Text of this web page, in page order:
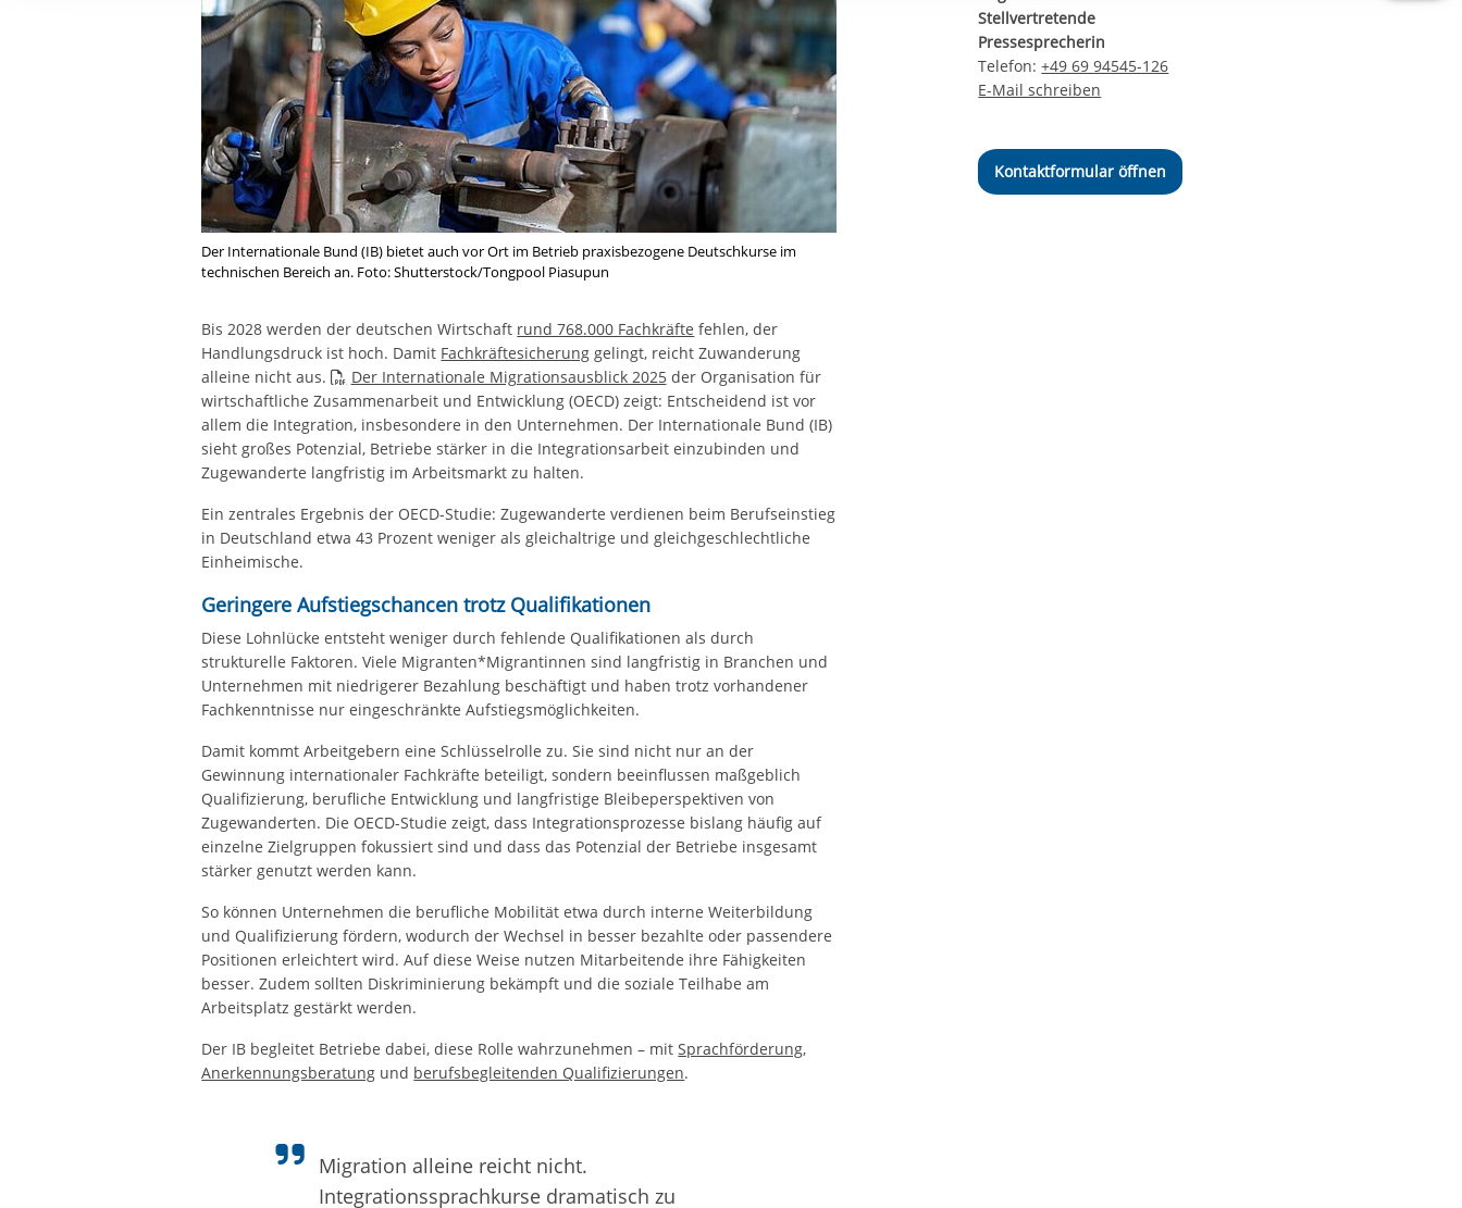
Ihre etwaige Einwilligung erstreckt sich nicht auf notwendige Cookies, die erforderlich zur Bereitstellung
der von Ihnen aufgerufenen und somit gewünschten Website-Funktionen sind. Diese Cookies setzen wir
aufgrund berechtigter Interessen und daher unabhängig von einer Einwilligung.
Der Internationale Bund (IB) bietet auch vor Ort im Betrieb praxisbezogene Deutschkurse im
technischen Bereich an. Foto: Shutterstock/Tongpool Piasupun
Bis 2028 werden der deutschen Wirtschaft rund 768.000 Fachkräfte fehlen, der
Handlungsdruck ist hoch. Damit Fachkräftesicherung gelingt, reicht Zuwanderung
alleine nicht aus.
Der Internationale Migrationsausblick 2025der Organisation für
wirtschaftliche Zusammenarbeit und Entwicklung (OECD) zeigt: Entscheidend ist vor
allem die Integration, insbesondere in den Unternehmen. Der Internationale Bund (IB)
sieht großes Potenzial, Betriebe stärker in die Integrationsarbeit einzubinden und
Zugewanderte langfristig im Arbeitsmarkt zu halten.
Ein zentrales Ergebnis der OECD-Studie: Zugewanderte verdienen beim Berufseinstieg
in Deutschland etwa 43 Prozent weniger als gleichaltrige und gleichgeschlechtliche
Einheimische.
Geringere Aufstiegschancen trotz Qualifikationen
Diese Lohnlücke entsteht weniger durch fehlende Qualifikationen als durch
strukturelle Faktoren. Viele Migranten*Migrantinnen sind langfristig in Branchen und
Unternehmen mit niedrigerer Bezahlung beschäftigt und haben trotz vorhandener
Fachkenntnisse nur eingeschränkte Aufstiegsmöglichkeiten.
Damit kommt Arbeitgebern eine Schlüsselrolle zu. Sie sind nicht nur an der
Gewinnung internationaler Fachkräfte beteiligt, sondern beeinflussen maßgeblich
Qualifizierung, berufliche Entwicklung und langfristige Bleibeperspektiven von
Zugewanderten. Die OECD-Studie zeigt, dass Integrationsprozesse bislang häufig auf
einzelne Zielgruppen fokussiert sind und dass das Potenzial der Betriebe insgesamt
stärker genutzt werden kann.
So können Unternehmen die berufliche Mobilität etwa durch interne Weiterbildung
und Qualifizierung fördern, wodurch der Wechsel in besser bezahlte oder passendere
Positionen erleichtert wird. Auf diese Weise nutzen Mitarbeitende ihre Fähigkeiten
besser. Zudem sollten Diskriminierung bekämpft und die soziale Teilhabe am
Arbeitsplatz gestärkt werden.
Der IB begleitet Betriebe dabei, diese Rolle wahrzunehmen – mitSprachförderung,
Anerkennungsberatung und berufsbegleitenden Qualifizierungen.
Migration alleine reicht nicht.
Integrationssprachkurse dramatisch zu
Stellvertretende
Pressesprecherin
Telefon:+49 69 94545-126
E-Mail schreiben
Kontaktformular öffnen